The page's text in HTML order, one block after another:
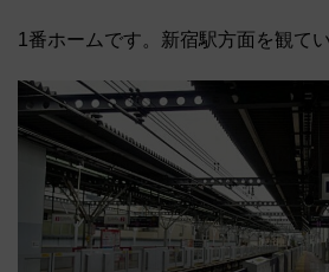
1番ホームです。新宿駅方面を観てい